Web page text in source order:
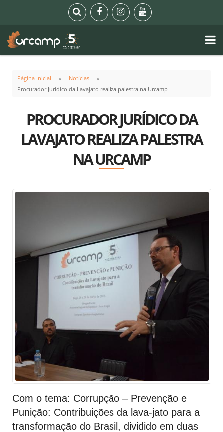
Página Inicial
Notícias
Procurador Jurídico da Lavajato realiza palestra na Urcamp
PROCURADOR JURÍDICO DA
LAVAJATO REALIZA PALESTRA
NA URCAMP
Com o tema: Corrupção – Prevenção e
Punição: Contribuições da lava-jato para a
transformação do Brasil , dividido em duas